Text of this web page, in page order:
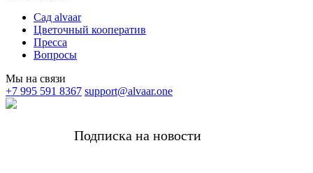
Сад alvaar
Цветочный кооператив
Пресса
Вопросы
Мы на связи
+7 995 591 8367 support@alvaar.one
Подписка на новости